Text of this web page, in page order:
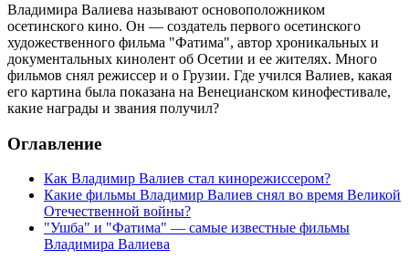
Владимира Валиева называют основоположником
осетинского кино. Он — создатель первого осетинского
художественного фильма "Фатима", автор хроникальных и
документальных кинолент об Осетии и ее жителях. Много
фильмов снял режиссер и о Грузии. Где учился Валиев, какая
его картина была показана на Венецианском кинофестивале,
какие награды и звания получил?
Оглавление
Как Владимир Валиев стал кинорежиссером?
Какие фильмы Владимир Валиев снял во время Великой
Отечественной войны?
"Ушба" и "Фатима" — самые известные фильмы
Владимира Валиева